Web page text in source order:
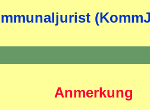
Anmerkung